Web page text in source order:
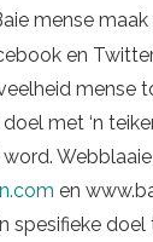
mense
en
mense
doel met ‘n
en
spesifieke